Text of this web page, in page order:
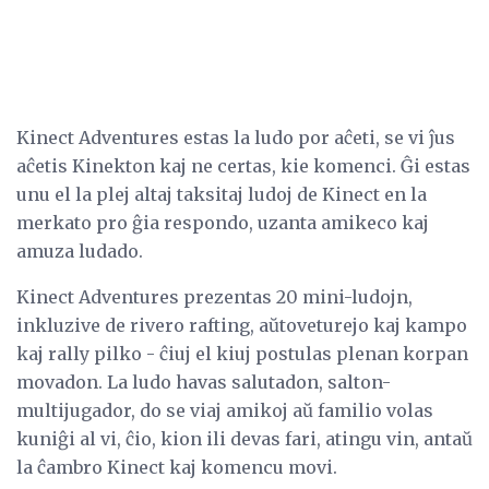
Kinect Adventures estas la ludo por aĉeti, se vi ĵus
aĉetis Kinekton kaj ne certas, kie komenci. Ĝi estas
unu el la plej altaj taksitaj ludoj de Kinect en la
merkato pro ĝia respondo, uzanta amikeco kaj
amuza ludado.
Kinect Adventures prezentas 20 mini-ludojn,
inkluzive de rivero rafting, aŭtoveturejo kaj kampo
kaj rally pilko - ĉiuj el kiuj postulas plenan korpan
movadon. La ludo havas salutadon, salton-
multijugador, do se viaj amikoj aŭ familio volas
kuniĝi al vi, ĉio, kion ili devas fari, atingu vin, antaŭ
la ĉambro Kinect kaj komencu movi.